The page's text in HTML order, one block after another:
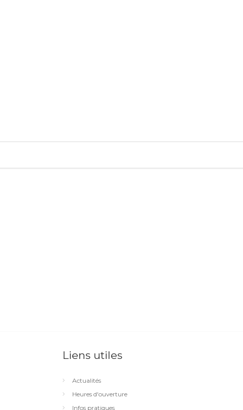
Liens utiles
Actualités
Heures d'ouverture
Infos pratiques